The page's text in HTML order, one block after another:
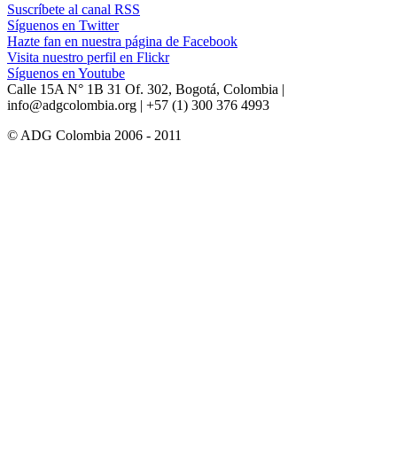
Suscríbete al canal RSS
Síguenos en Twitter
Hazte fan en nuestra página de Facebook
Visita nuestro perfil en Flickr
Síguenos en Youtube
Calle 15A N° 1B 31 Of. 302, Bogotá, Colombia |
info@adgcolombia.org | +57 (1) 300 376 4993
© ADG Colombia 2006 - 2011